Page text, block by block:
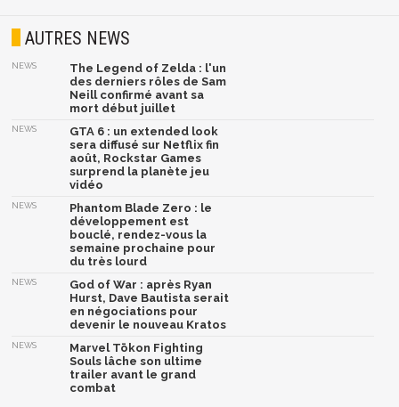
AUTRES NEWS
NEWS
The Legend of Zelda : l'un
des derniers rôles de Sam
Neill confirmé avant sa
mort début juillet
NEWS
GTA 6 : un extended look
sera diffusé sur Netflix fin
août, Rockstar Games
surprend la planète jeu
vidéo
NEWS
Phantom Blade Zero : le
développement est
bouclé, rendez-vous la
semaine prochaine pour
du très lourd
NEWS
God of War : après Ryan
Hurst, Dave Bautista serait
en négociations pour
devenir le nouveau Kratos
NEWS
Marvel Tōkon Fighting
Souls lâche son ultime
trailer avant le grand
combat